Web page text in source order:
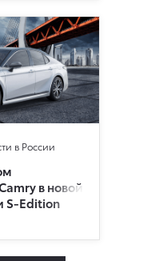
в России
в новой
S-Edition